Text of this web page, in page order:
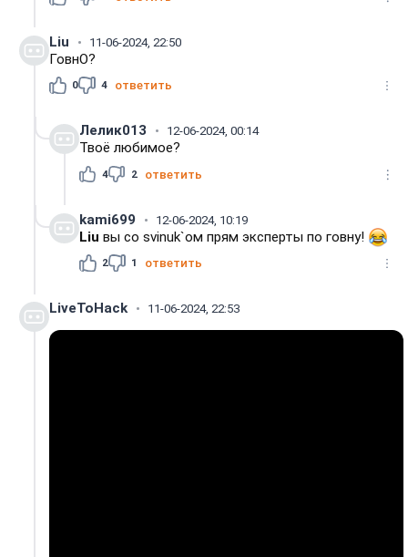
Liu 11-06-2024, 22:50
ГовнО?
0 4 ответить
Лелик013 12-06-2024, 00:14
Твоё любимое?
4 2 ответить
kami699 12-06-2024, 10:19
Liu вы со svinuk`ом прям эксперты по говну!
2 1 ответить
LiveToHack 11-06-2024, 22:53